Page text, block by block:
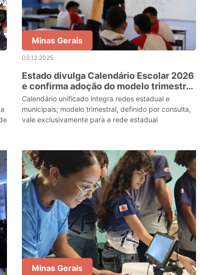
Minas Gerais
03.12.2025
Estado divulga Calendário Escolar 2026
e confirma adoção do modelo trimestral
após consulta à rede de ensino
Calendário unificado integra redes estadual e
municipais; modelo trimestral, definido por consulta,
vale exclusivamente para a rede estadual
Minas Gerais